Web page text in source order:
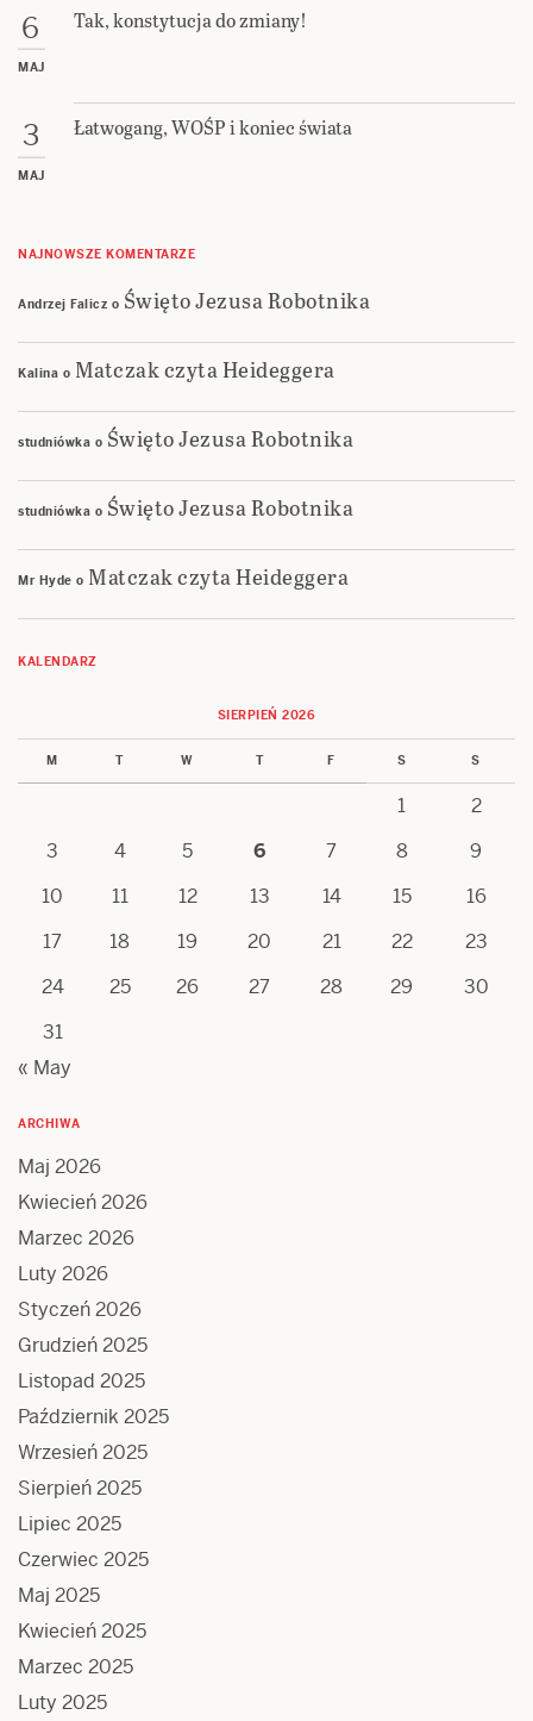
6
MAJ
Tak, konstytucja do zmiany!
3
MAJ
Łatwogang, WOŚP i koniec świata
NAJNOWSZE KOMENTARZE
Andrzej Falicz o Święto Jezusa Robotnika
Kalina o Matczak czyta Heideggera
studniówka o Święto Jezusa Robotnika
studniówka o Święto Jezusa Robotnika
Mr Hyde o Matczak czyta Heideggera
KALENDARZ
SIERPIEŃ 2026
M T W T F S S
1
2
3
4 5 6 7 8
9
10
11 12 13 14 15
16
17
18 19 20 21 22
23
24
25 26 27 28 29
30
31
« May
ARCHIWA
Maj 2026
Kwiecień 2026
Marzec 2026
Luty 2026
Styczeń 2026
Grudzień 2025
Listopad 2025
Październik 2025
Wrzesień 2025
Sierpień 2025
Lipiec 2025
Czerwiec 2025
Maj 2025
Kwiecień 2025
Marzec 2025
Luty 2025